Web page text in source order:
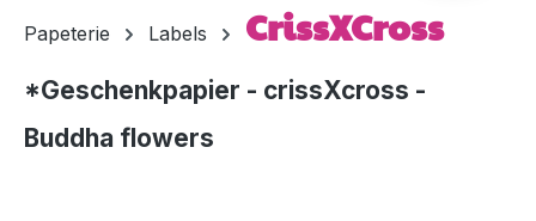
Papeterie Labels CrissXCross
*Geschenkpapier - crissXcross -
Buddha flowers